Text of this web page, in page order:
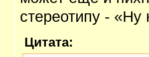
стереотипу - «Ну
Цитата: